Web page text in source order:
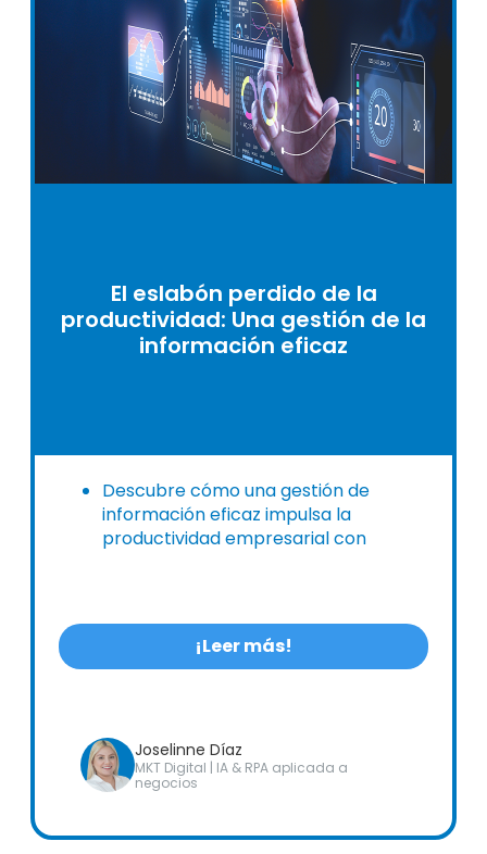
El eslabón perdido de la
productividad: Una gestión de la
información eficaz
Descubre cómo una gestión de
información eficaz impulsa la
productividad empresarial con
¡Leer más!
Joselinne Díaz
MKT Digital | IA & RPA aplicada a
negocios